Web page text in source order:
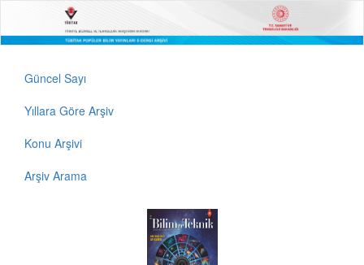
Güncel Sayı
Yıllara Göre Arşiv
Konu Arşivi
Arşiv Arama